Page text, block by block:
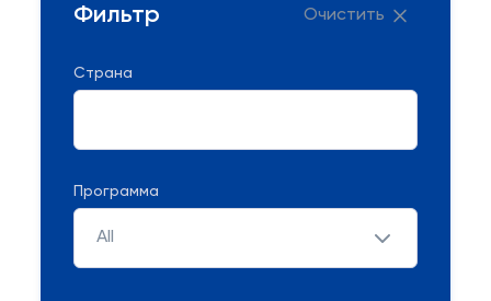
Фильтр Очистить
Страна
Программа
All